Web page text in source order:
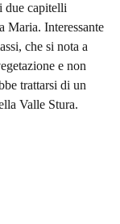
due capitelli
Maria. Interessante
che si nota a
e non
trattarsi di un
Valle Stura.